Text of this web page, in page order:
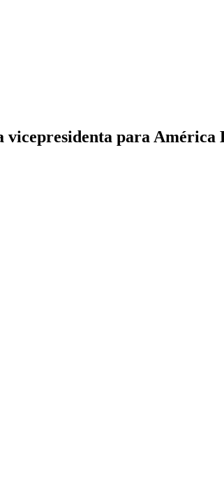
vicepresidenta para